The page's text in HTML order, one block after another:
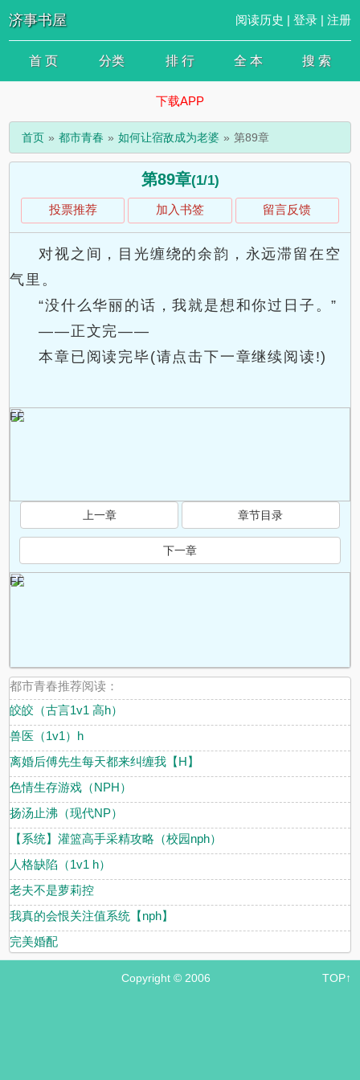
济事书屋 阅读历史 | 登录| 注册
首 页 分类 排 行 全 本 搜 索
下载APP
首页 都市青春 如何让宿敌成为老婆 第89章
第89章(1/1)
投票推荐 加入书签 留言反馈
对视之间，目光缠绕的余韵，永远滞留在空
气里。
“没什么华丽的话，我就是想和你过日子。”
——正文完——
本章已阅读完毕(请点击下一章继续阅读!)
FF
上一章 章节目录
下一章
FF
都市青春推荐阅读：
皎皎（古言1v1 高h）
兽医（1v1）h
离婚后傅先生每天都来纠缠我【H】
色情生存游戏（NPH）
扬汤止沸（现代NP）
【系统】灌篮高手采精攻略（校园nph）
人格缺陷（1v1 h）
老夫不是萝莉控
我真的会恨关注值系统【nph】
完美婚配
Copyright © 2006 TOP↑